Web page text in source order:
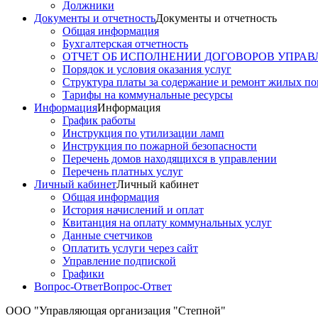
Должники
Документы и отчетностьДокументы и отчетность
Общая информация
Бухгалтерская отчетность
ОТЧЕТ ОБ ИСПОЛНЕНИИ ДОГОВОРОВ
Порядок и условия оказания услуг
Структура платы за содержание и ремонт жилых
Тарифы на коммунальные ресурсы
ИнформацияИнформация
График работы
Инструкция по утилизации ламп
Инструкция по пожарной безопасности
Перечень домов находящихся в управлении
Перечень платных услуг
Личный кабинетЛичный кабинет
Общая информация
История начислений и оплат
Квитанция на оплату коммунальных услуг
Данные счетчиков
Оплатить услуги через сайт
Управление подпиской
Графики
Вопрос-ОтветВопрос-Ответ
ООО "Управляющая организация "Степной"